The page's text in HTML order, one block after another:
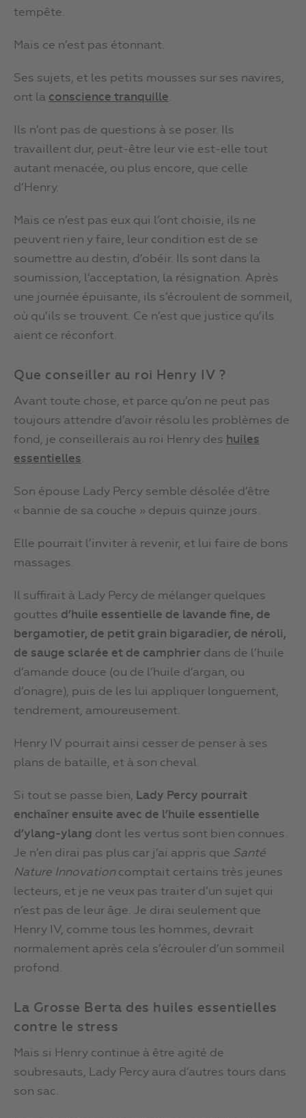
tempête.
Mais ce n’est pas étonnant.
Ses sujets, et les petits mousses sur ses navires,
ont la conscience tranquille.
Ils n’ont pas de questions à se poser. Ils
travaillent dur, peut-être leur vie est-elle tout
autant menacée, ou plus encore, que celle
d’Henry.
Mais ce n’est pas eux qui l’ont choisie, ils ne
peuvent rien y faire, leur condition est de se
soumettre au destin, d’obéir. Ils sont dans la
soumission, l’acceptation, la résignation. Après
une journée épuisante, ils s’écroulent de sommeil,
où qu’ils se trouvent. Ce n’est que justice qu’ils
aient ce réconfort.
Que conseiller au roi Henry IV ?
Avant toute chose, et parce qu’on ne peut pas
toujours attendre d’avoir résolu les problèmes de
fond, je conseillerais au roi Henry des huiles
essentielles.
Son épouse Lady Percy semble désolée d’être
« bannie de sa couche » depuis quinze jours.
Elle pourrait l’inviter à revenir, et lui faire de bons
massages.
Il suffirait à Lady Percy de mélanger quelques
gouttes d’huile essentielle de lavande fine, de
bergamotier, de petit grain bigaradier, de néroli,
de sauge sclarée et de camphrier dans de l’huile
d’amande douce (ou de l’huile d’argan, ou
d’onagre), puis de les lui appliquer longuement,
tendrement, amoureusement.
Henry IV pourrait ainsi cesser de penser à ses
plans de bataille, et à son cheval.
Si tout se passe bien, Lady Percy pourrait
enchaîner ensuite avec de l’huile essentielle
d’ylang-ylang dont les vertus sont bien connues.
Je n’en dirai pas plus car j’ai appris que Santé
Nature Innovation comptait certains très jeunes
lecteurs, et je ne veux pas traiter d’un sujet qui
n’est pas de leur âge. Je dirai seulement que
Henry IV, comme tous les hommes, devrait
normalement après cela s’écrouler d’un sommeil
profond.
La Grosse Berta des huiles essentielles
contre le stress
Mais si Henry continue à être agité de
soubresauts, Lady Percy aura d’autres tours dans
son sac.